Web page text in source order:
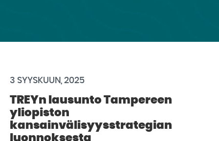
3 SYYSKUUN, 2025
TREYn lausunto Tampereen
yliopiston
kansainvälisyysstrategian
luonnoksesta